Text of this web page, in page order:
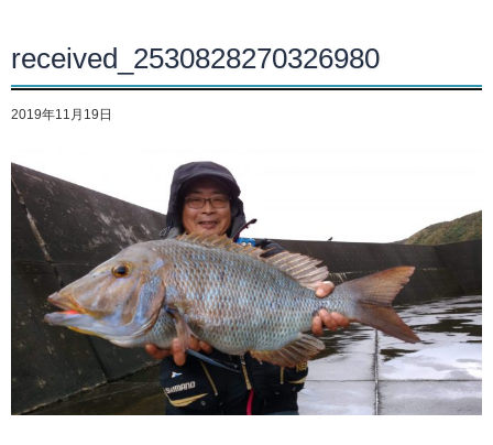
received_2530828270326980
2019年11月19日